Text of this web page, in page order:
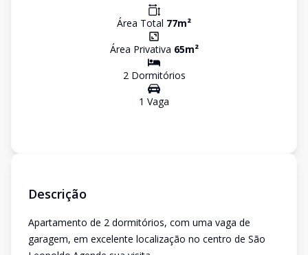
Área Total 77m²
Área Privativa 65m²
2Dormitórios
1 Vaga
Descrição
Apartamento de 2 dormitórios, com uma vaga de
garagem, em excelente localização no centro de São